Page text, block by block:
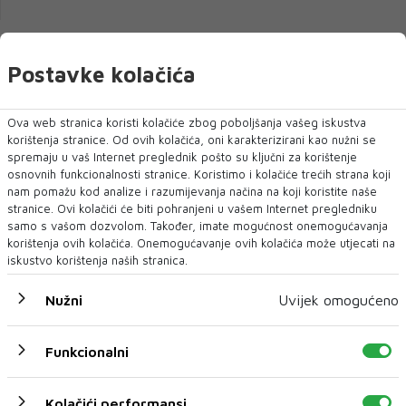
HOĆEMO LI MOĆI PUTOVATI U EU? Usuglašene
preporuke za ulazak u EU, odluka do sutra u podne!
Postavke kolačića
Ova web stranica koristi kolačiće zbog poboljšanja vašeg iskustva
korištenja stranice. Od ovih kolačića, oni karakterizirani kao nužni se
spremaju u vaš Internet preglednik pošto su ključni za korištenje
osnovnih funkcionalnosti stranice. Koristimo i kolačiće trećih strana koji
nam pomažu kod analize i razumijevanja načina na koji koristite naše
stranice. Ovi kolačići će biti pohranjeni u vašem Internet pregledniku
samo s vašom dozvolom. Također, imate mogućnost onemogućavanja
korištenja ovih kolačića. Onemogućavanje ovih kolačića može utjecati na
iskustvo korištenja naših stranica.
Nužni Uvijek omogućeno
Funkcionalni